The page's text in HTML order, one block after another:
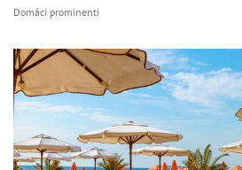
Domáci prominenti